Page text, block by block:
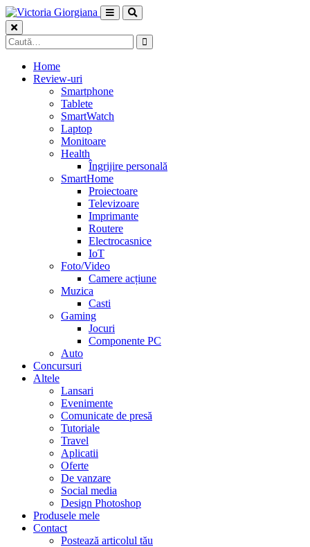
Skip
to
content
Caută
după:
Home
Review-uri
Smartphone
Tablete
SmartWatch
Laptop
Monitoare
Health
Îngrijire personală
SmartHome
Proiectoare
Televizoare
Imprimante
Routere
Electrocasnice
IoT
Foto/Video
Camere acțiune
Muzica
Casti
Gaming
Jocuri
Componente PC
Auto
Concursuri
Altele
Lansari
Evenimente
Comunicate de presă
Tutoriale
Travel
Aplicatii
Oferte
De vanzare
Social media
Design Photoshop
Produsele mele
Contact
Postează articolul tău